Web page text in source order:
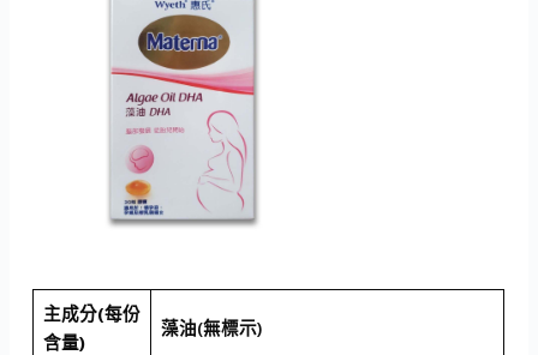
主成分(每份
含量)
藻油(無標示)